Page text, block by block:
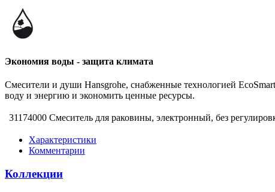
Экономия воды - защита климата
Смесители и души Hansgrohe, снабженные технологией
воду и энергию и экономить ценные ресурсы.
31174000 Смеситель для раковины, электронный, без
Характеристики
Комментарии
Коллекции